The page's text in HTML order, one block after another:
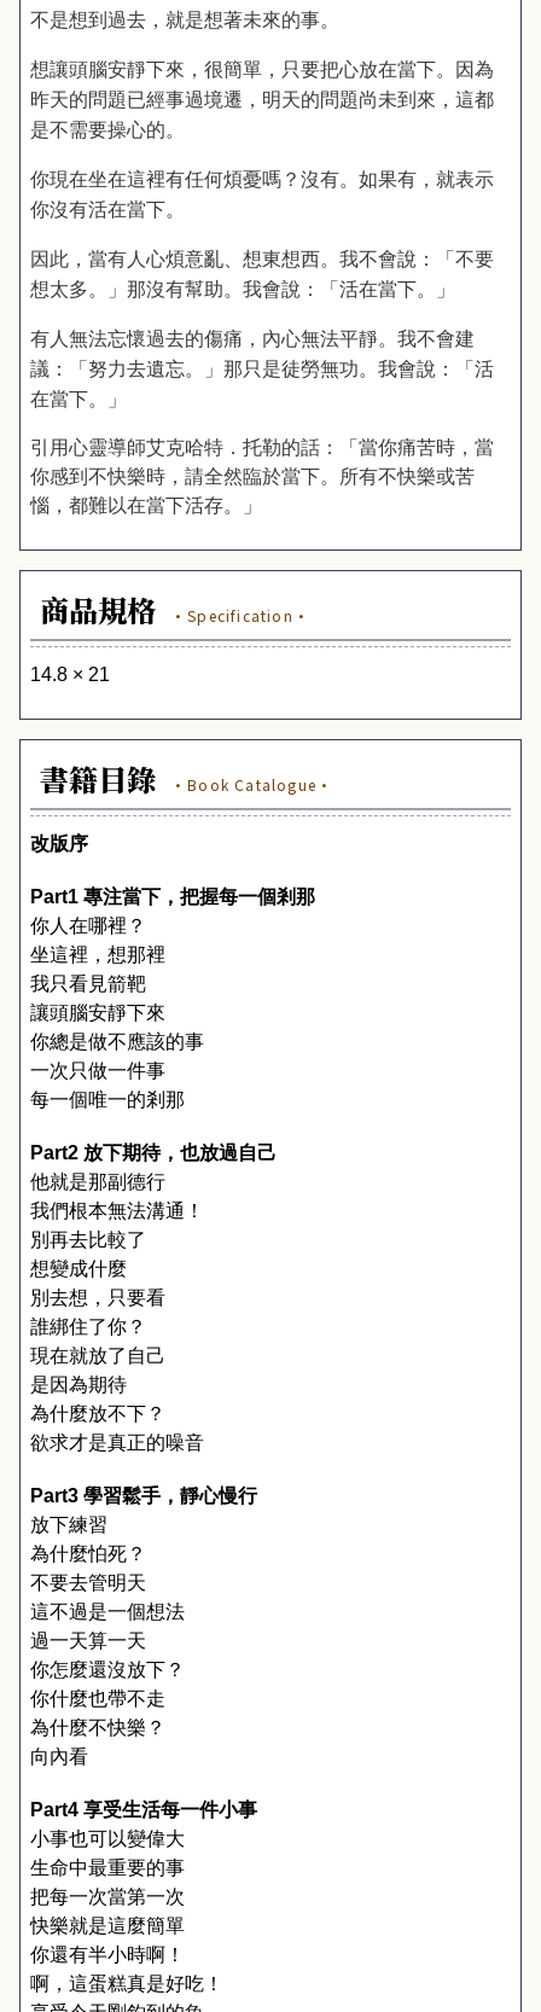
不是想到過去，就是想著未來的事。
想讓頭腦安靜下來，很簡單，只要把心放在當下。因為
昨天的問題已經事過境遷，明天的問題尚未到來，這都
是不需要操心的。
你現在坐在這裡有任何煩憂嗎？沒有。如果有，就表示
你沒有活在當下。
因此，當有人心煩意亂、想東想西。我不會說：「不要
想太多。」那沒有幫助。我會說：「活在當下。」
有人無法忘懷過去的傷痛，內心無法平靜。我不會建
議：「努力去遺忘。」那只是徒勞無功。我會說：「活
在當下。」
引用心靈導師艾克哈特．托勒的話：「當你痛苦時，當
你感到不快樂時，請全然臨於當下。所有不快樂或苦
惱，都難以在當下活存。」
商品規格 ·Specification·
14.8 × 21
書籍目錄 ·Book Catalogue·
改版序
Part1 專注當下，把握每一個剎那
你人在哪裡？
坐這裡，想那裡
我只看見箭靶
讓頭腦安靜下來
你總是做不應該的事
一次只做一件事
每一個唯一的剎那
Part2 放下期待，也放過自己
他就是那副德行
我們根本無法溝通！
別再去比較了
想變成什麼
別去想，只要看
誰綁住了你？
現在就放了自己
是因為期待
為什麼放不下？
欲求才是真正的噪音
Part3 學習鬆手，靜心慢行
放下練習
為什麼怕死？
不要去管明天
這不過是一個想法
過一天算一天
你怎麼還沒放下？
你什麼也帶不走
為什麼不快樂？
向內看
Part4 享受生活每一件小事
小事也可以變偉大
生命中最重要的事
把每一次當第一次
快樂就是這麼簡單
你還有半小時啊！
啊，這蛋糕真是好吃！